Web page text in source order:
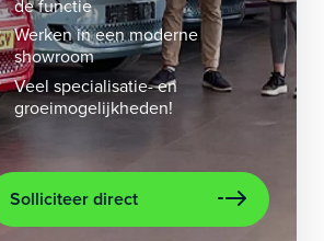
luxe lederen bekleding metaalkleur
dak lederen/stof bekleding
de functie
Werken in een moderne
showroom
Veel specialisatie- en
groeimogelijkheden!
Solliciteer direct